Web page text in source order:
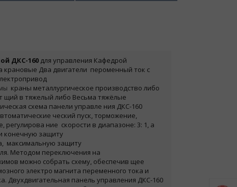
ДКС-160для управления Кафедрой
крановые Два двигатели пероменный ток с
краны металлургическое производство либо
щий в тяжелый либо Весьма тяжёлые
схема панели управле ния ДКС-160
ческий пуск, торможение,
регулирова ние скорости в диапазоне: 3: 1, а
конечную защиту
максимальную защиту
Методом переключения на
можно собрать схему, обеспечив щее
электро магнита переменного тока и
Двухдвигательная панель управления ДКС-160